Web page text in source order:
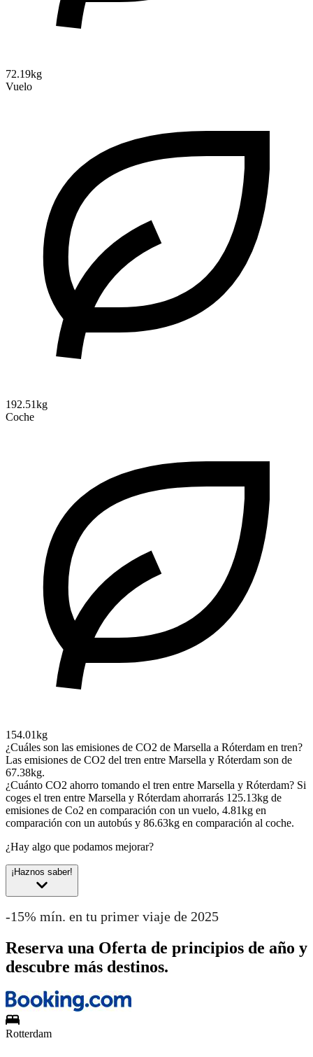
72.19kg
Vuelo
192.51kg
Coche
154.01kg
¿Cuáles son las emisiones de CO2 de Marsella a Róterdam en tren?
Las emisiones de CO2 del tren entre Marsella y Róterdam son de
67.38kg.
¿Cuánto CO2 ahorro tomando el tren entre Marsella y Róterdam? Si
coges el tren entre Marsella y Róterdam ahorrarás 125.13kg de
emisiones de Co2 en comparación con un vuelo, 4.81kg en
comparación con un autobús y 86.63kg en comparación al coche.
¿Hay algo que podamos mejorar?
¡Haznos saber!
-15% mín. en tu primer viaje de 2025
Reserva una Oferta de principios de año y
descubre más destinos.
Rotterdam